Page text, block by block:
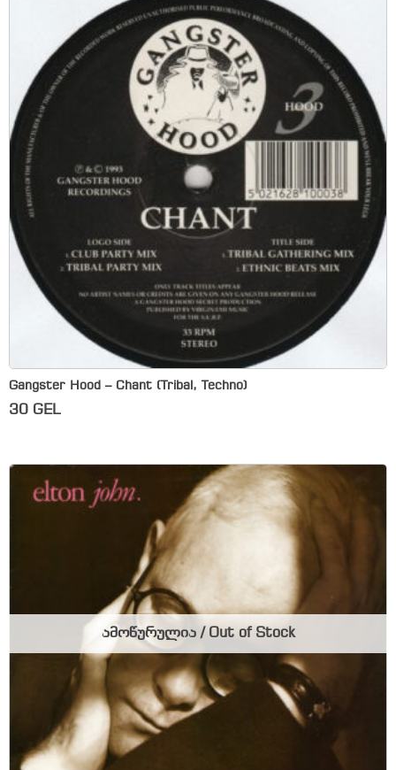
Gangster Hood – Chant (Tribal, Techno)
30 GEL
ამოწურულია / Out of Stock